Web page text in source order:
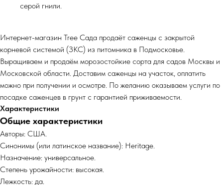
серой гнили.
Интернет-магазин Tree Сада продаёт саженцы с закрытой
корневой системой (ЗКС) из питомника в Подмосковье.
Выращиваем и продаём морозостойкие сорта для садов Москвы и
Московской области. Доставим саженцы на участок, оплатить
можно при получении и осмотре. По желанию оказываем услуги по
посадке саженцев в грунт с гарантией приживаемости.
Характеристики
Общие характеристики
Авторы: США.
Синонимы (или латинское название): Heritage.
Назначение: универсальное.
Степень урожайности: высокая.
Лежкость: да.